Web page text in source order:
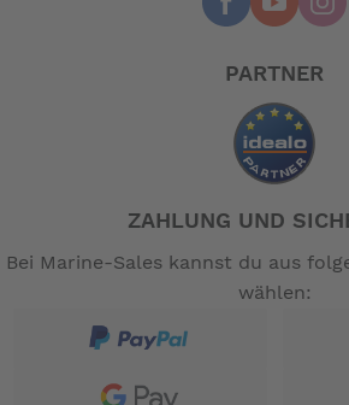
PARTNER
ZAHLUNG UND
Bei Marine-Sales kannst du aus
wählen: